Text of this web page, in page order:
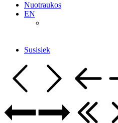
Nuotraukos
EN
Susisiek